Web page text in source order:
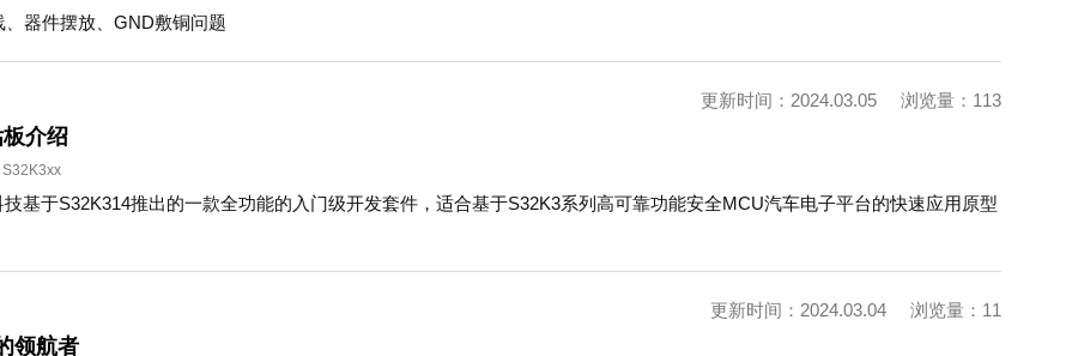
、器件摆放、GND敷铜问题
浏览量：113
更新时间：2024.03.05
介绍
S32K3xx
基于S32K314推出的一款全功能的入门级开发套件，适合基于S32K3系列高可靠功能安全MCU汽车电子平台的快速应用原型
浏览量：11
更新时间：2024.03.04
领航者